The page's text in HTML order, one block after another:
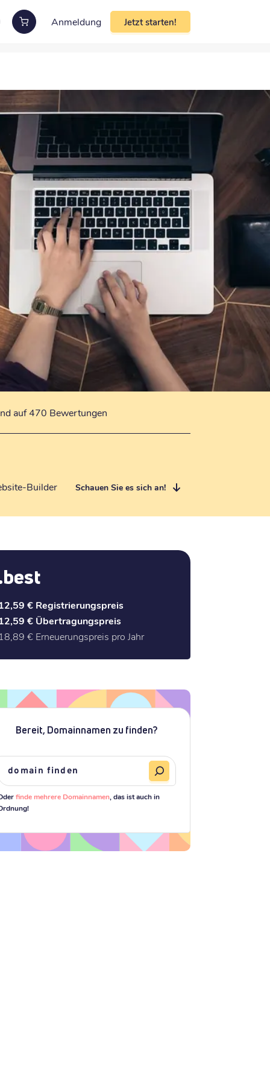
Anmeldung Jetzt starten!
auf 470 Bewertungen
Builder Schauen Sie es sich an!
€ Registrierungspreis
€ Übertragungspreis
18,89 € Erneuerungspreis pro Jahr
Bereit, Domainnamen zu finden?
finde mehrere Domainnamen, das ist auch in